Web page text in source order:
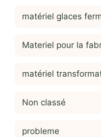
matériel glaces
Materiel pour la
matériel
Non classé
probleme